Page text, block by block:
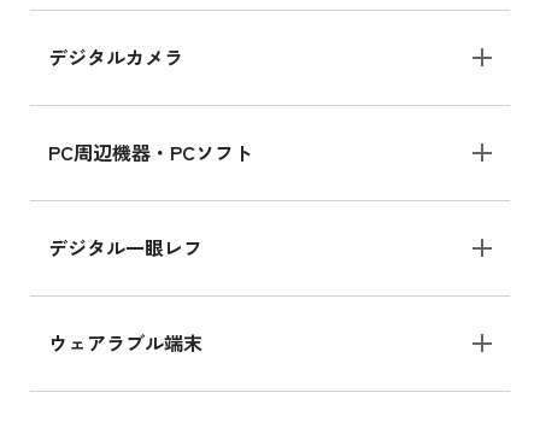
デジタルカメラ
PC周辺機器・PCソフト
デジタル一眼レフ
ウェアラブル端末
MK2K3J/Aの新品買取価格はこちら